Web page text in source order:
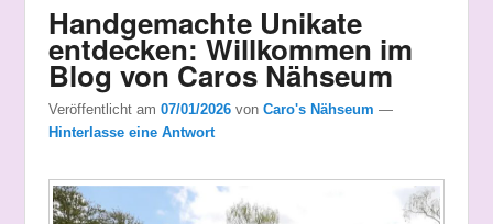
Handgemachte Unikate
entdecken: Willkommen im
Blog von Caros Nähseum
Veröffentlicht am 07/01/2026 von Caro's Nähseum —
Hinterlasse eine Antwort